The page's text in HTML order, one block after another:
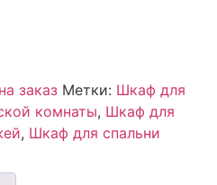
заказ Метки: Шкаф для
комнаты, Шкаф для
, Шкаф для спальни